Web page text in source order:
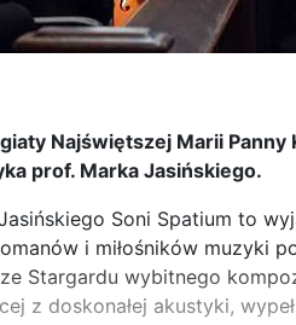
Najświętszej Marii Panny
prof. Marka Jasińskiego.
Soni Spatium to
i miłośników muzyki
Stargardu wybitnego
z doskonałej akustyki,